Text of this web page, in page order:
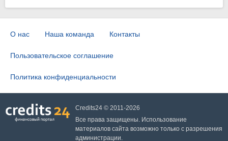
О нас Наша команда Контакты
Пользовательское соглашение
Политика конфиденциальности
Credits24 © 2011-2026
Все права защищены. Использование
материалов сайта возможно только с разрешения
администрации.